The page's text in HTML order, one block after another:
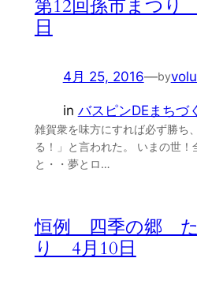
第12回孫市まつり
日
4月 25, 2016—by
in バスピンDEまちづ
雑賀衆を味方にすれば必ず勝ち
る！」と言われた。 いまの世
と・・夢とロ…
恒例 四季の郷 た
り 4月10日